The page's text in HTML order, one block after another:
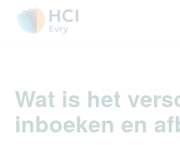
Wat is het
inboeken en